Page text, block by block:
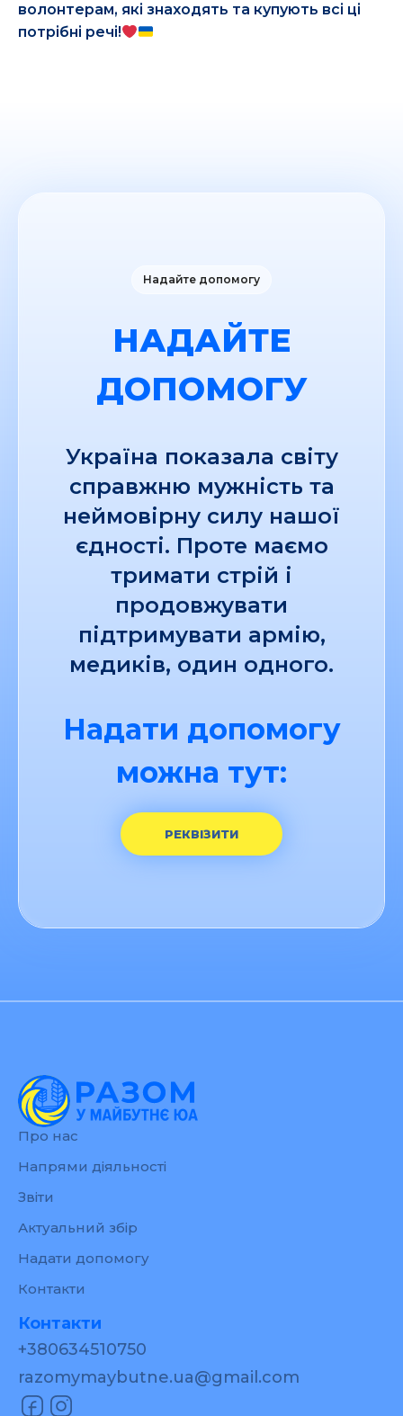
волонтерам, які знаходять та купують всі ці
потрібні речі!
Надайте допомогу
НАДАЙТЕ
ДОПОМОГУ
Україна показала світу
справжню мужність та
неймовірну силу нашої
єдності. Проте маємо
тримати стрій і
продовжувати
підтримувати армію,
медиків, один одного.
Надати допомогу
можна тут:
РЕКВІЗИТИ
Про нас
Напрями діяльності
Звіти
Актуальний збір
Надати допомогу
Контакти
Контакти
+380634510750
razomymaybutne.ua@gmail.com